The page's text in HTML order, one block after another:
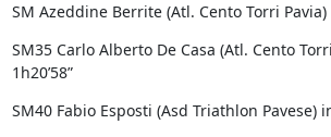
SM Azeddine Berrite (Atl. Cento Torri Pavia)
SM35 Carlo Alberto De Casa (Atl. Cento
1h20’58”
SM40 Fabio Esposti (Asd Triathlon Pavese)